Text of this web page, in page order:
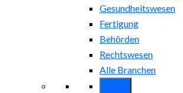
Gesundheitswesen
Fertigung
Behörden
Rechtswesen
Alle Branchen